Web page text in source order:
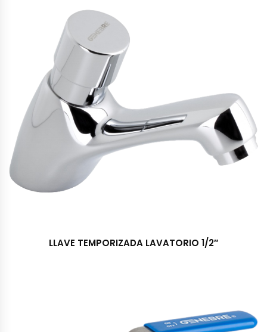
LLAVE TEMPORIZADA LAVATORIO 1/2″